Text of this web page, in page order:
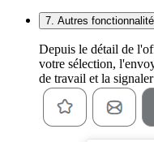
7. Autres
Depuis le détail de
votre sélection,
de travail et la